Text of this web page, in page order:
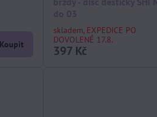
Koupit
skladem, EXPEDICE PO
DOVOLENÉ 17.8.
397 Kč